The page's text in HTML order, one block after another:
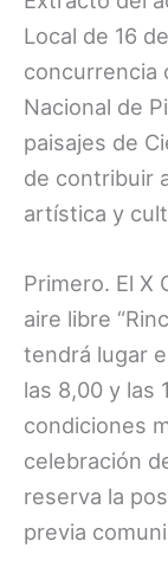
Local de 16
concurrencia
Nacional de
paisajes de
de contribuir
artística y
Primero. El X
aire libre
tendrá lugar
las 8,00 y las
condiciones
celebración
reserva la
previa